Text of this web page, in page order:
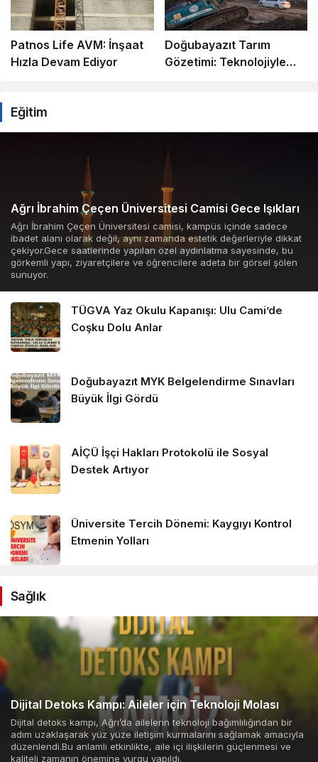
Patnos Life AVM: İnşaat
Hızla Devam Ediyor
Doğubayazıt Tarım
Gözetimi: Teknolojiyle
Eğitim
Ağrı İbrahim Çeçen Üniversitesi Camisi Gece Işıkları
Ağrı İbrahim Çeçen Üniversitesi camisi, kampüs içinde sadece
ibadet alanı olarak değil, aynı zamanda estetik değerleriyle dikkat
çekiyor.Gece saatlerinde yapılan özel aydınlatma sayesinde, bu
görkemli yapı, ziyaretçilere ve öğrencilere adeta bir görsel şölen
sunuyor.
TÜGVA Yaz Okulu Kapanışı: Ulu Cami’de
Coşku Dolu Anlar
Doğubayazıt MYK Belgelendirme Sınavları
Büyük İlgi Gördü
AİÇÜ İşçi Hakları Protokolü ile Sosyal
Destek Artıyor
Üniversite Tercih Dönemi: Kaygıyı Kontrol
Etmenin Yolları
Sağlık
Dijital Detoks Kampı: Aileler için Teknoloji Molası
Dijital detoks kampı, Ağrı’da ailelerin teknoloji bağımlılığından bir
adım uzaklaşarak yüz yüze iletişim kurmalarını sağlamak amacıyla
düzenlendi.Bu anlamlı etkinlikte, aile içi ilişkilerin güçlenmesi ve
kaliteli zamanın önemine vurgu yapıldı.